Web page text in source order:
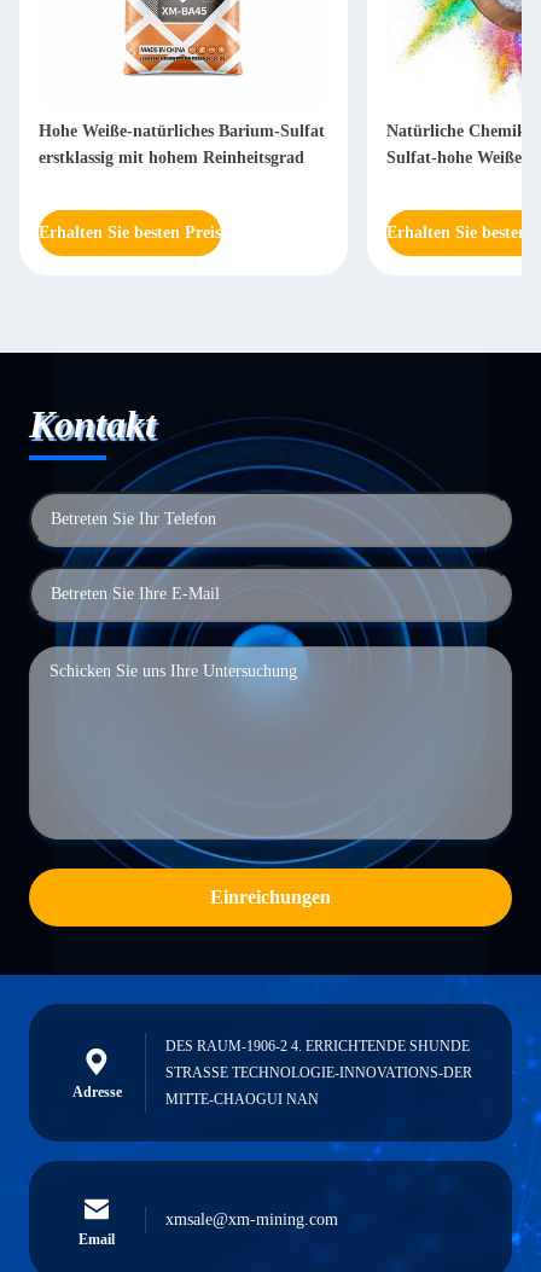
Hohe Weiße-natürliches Barium-Sulfat
erstklassig mit hohem Reinheitsgrad
Erhalten Sie besten Preis
Natürliche
Sulfat-hohe Weiße-
Erhalten Sie besten
Kontakt
Einreichungen
Adresse
DES RAUM-1906-2 4. ERRICHTENDE SHUNDE
STRASSE TECHNOLOGIE-INNOVATIONS-DER
MITTE-CHAOGUI NAN
Email
xmsale@xm-mining.com